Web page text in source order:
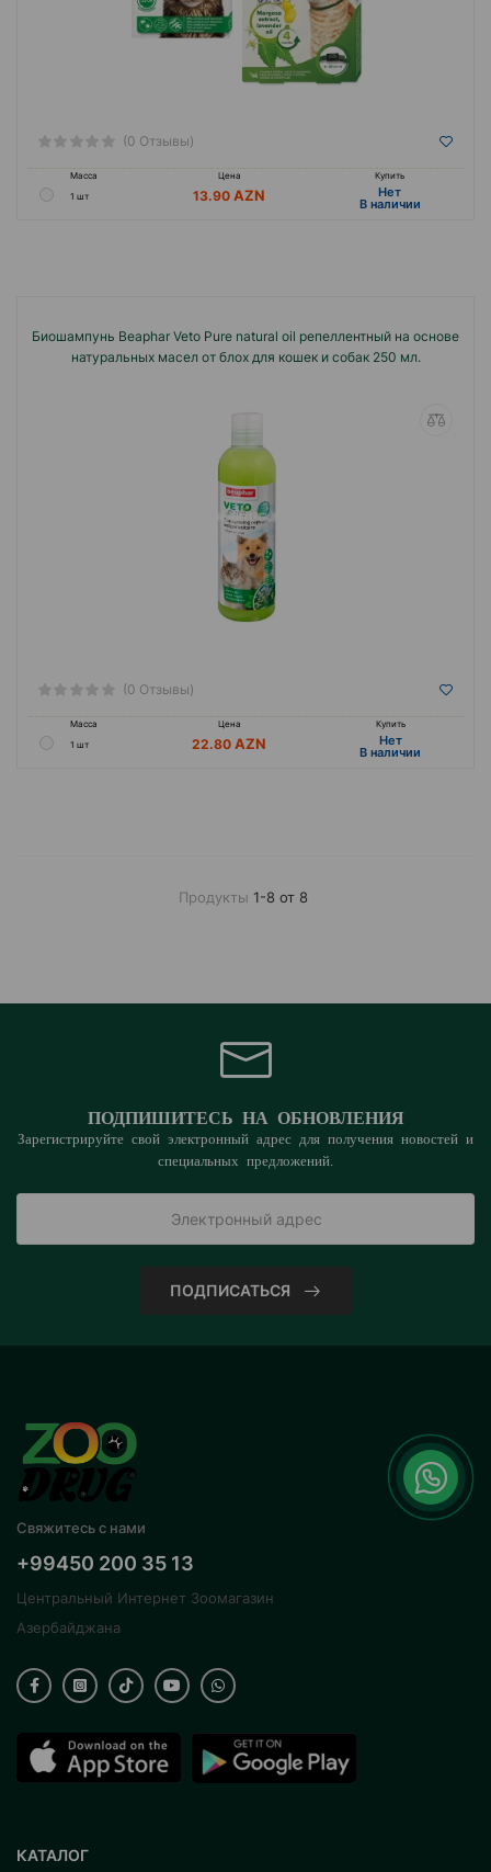
(0 Отзывы)
Масса Цена
Купить
1 шт
13.90 Hет
B наличии
Биошампунь Beaphar Veto Pure natural oil репеллентный на основе
натуральных масел от блох для кошек и собак 250 мл.
(0 Отзывы)
Масса Цена
Купить
1 шт
22.80 Hет
B наличии
Продукты 1-8 от 8
ПОДПИШИТЕСЬ НА ОБНОВЛЕНИЯ
Зарегистрируйте свой электронный адрес для получения новостей и
специальных предложений.
ПОДПИСАТЬСЯ
Свяжитесь с нами
+99450 200 35 13
Центральный Интернет Зоомагазин
Азербайджана
КАТАЛОГ